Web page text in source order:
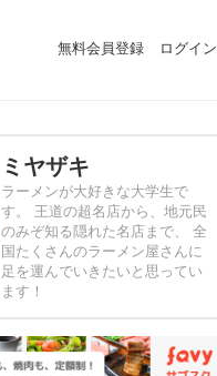
無料会員登録 ログイン
ミヤザキ
ラーメンが大好きな大学生で
す。 王道の超名店から、地元民
のみぞ知る隠れた名店まで、 全
国たくさんのラーメン屋さんに
足を運んでいきたいと思ってい
ます！